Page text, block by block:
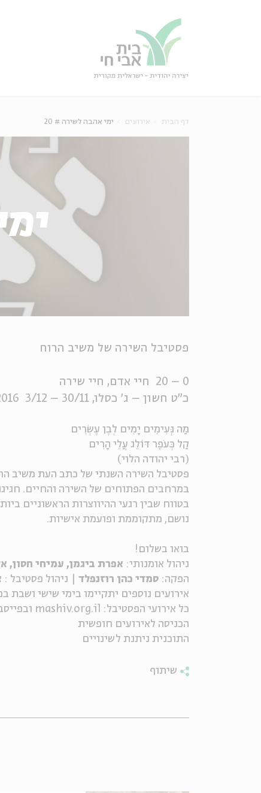
דף הבית אירועים ימי אהבה לשירה # 20
פסטיבל השירה של משיב הרוח
0 – 20 חיי אדם, חיי שירה
כ"ט חשון – ג' כסלו, 30/11 – 3/12 2016
מַה נְּעִימִים יָמִים לְבֶן עֶשְׂרִים
קַל כְּעֹפֶר דּוֹלֵג עֲלֵי הָרִים
(רבי יהודה הלוי)
פסטיבל השירה השנתי של כתב העת משיב
במרחבים הפתוחים של השירה והחיים.
בטווח שבין רגעי ההיווצרות הראשוניים
נושם, מתקוממת ופועמת אישיות.
בואו בשלום!
ניהול אומנותי: אפרת ביגמן, עמיחי חסון,
הפקה: סמדי כהן רוזנפלד | ניהול פסטיבל :
אירועים נוספים יתקיימו בימי שישי
כל אירועי הפסטיבל: mashiv.org.il ובפייסבוק משיב הרוח.
הכניסה לאירועים חופשית
התוכנית ניתנת לשינויים
שיתוף